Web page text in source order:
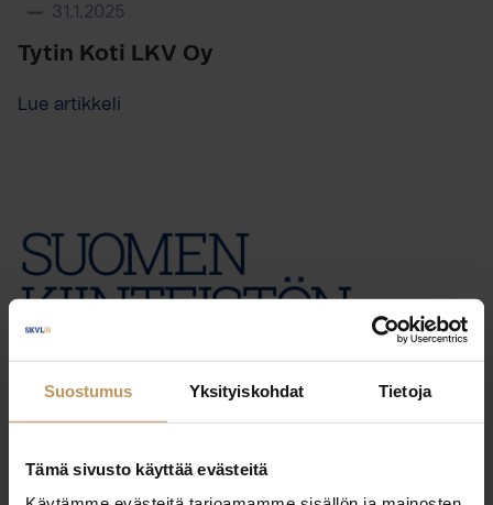
Suostumus Yksityiskohdat Tietoja
Tämä sivusto käyttää evästeitä
31.1.2025
Tytin Koti LKV Oy
Lue artikkeli